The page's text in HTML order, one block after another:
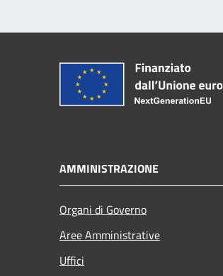
AMMINISTRAZIONE
Organi di Governo
Aree Amministrative
Uffici